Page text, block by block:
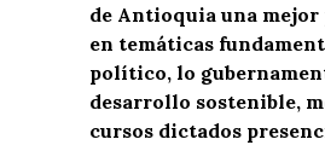
de Antioquia una
en temáticas
político, lo
desarrollo sostenible,
cursos dictados